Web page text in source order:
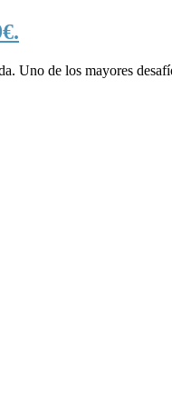
Uno de los mayores